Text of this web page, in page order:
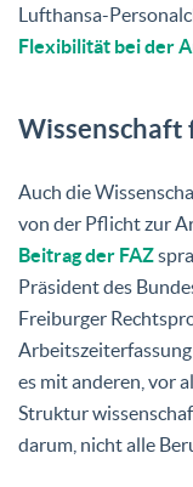
Lufthansa-
Flexibilität bei der
Wissenschaft
Auch die
von der Pflicht zur
Beitrag der FAZ
Präsident des
Freiburger
es mit anderen, vor
Struktur
darum, nicht alle